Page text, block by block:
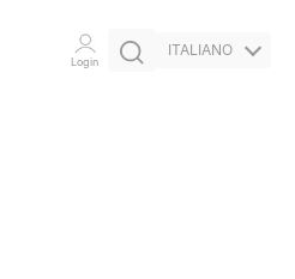
Login
ITALIANO